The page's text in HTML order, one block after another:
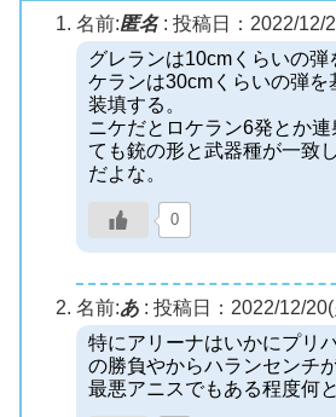
名前:匿名: 投稿日：2022/12/
グレランは10cmくらいの弾
ケランは30cmくらいの弾を
装填する。
ニケだとロケラン6発とか
ても銃の形と武器種が一致
だよな。
0
名前:あ : 投稿日：2022/12/
特にアリーナはいかにプリ
の勝負やからハランセンチ
最悪アニスでもある程度何